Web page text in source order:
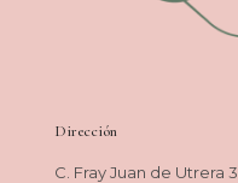
Dirección
C. Fray Juan de Utrera 3